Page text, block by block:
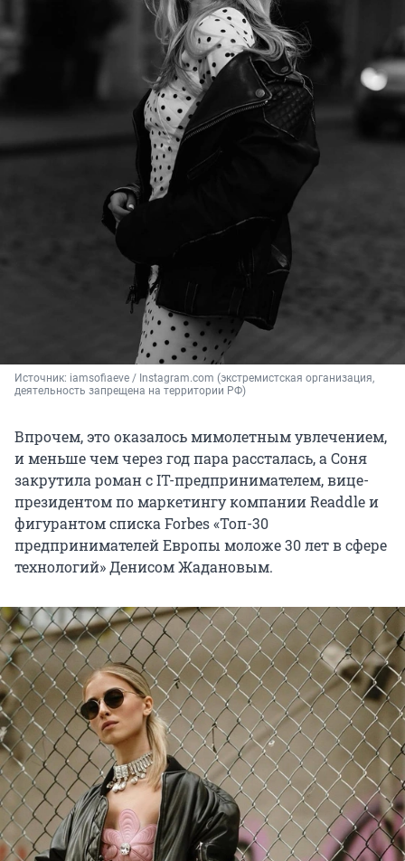
Источник: iamsofiaeve / Instagram.com (экстремистская организация,
деятельность запрещена на территории РФ)
Впрочем, это оказалось мимолетным увлечением,
и меньше чем через год пара рассталась, а Соня
закрутила роман с IT-предпринимателем, вице-
президентом по маркетингу компании Readdle и
фигурантом списка Forbes «Топ-30
предпринимателей Европы моложе 30 лет в сфере
технологий» Денисом Жадановым.